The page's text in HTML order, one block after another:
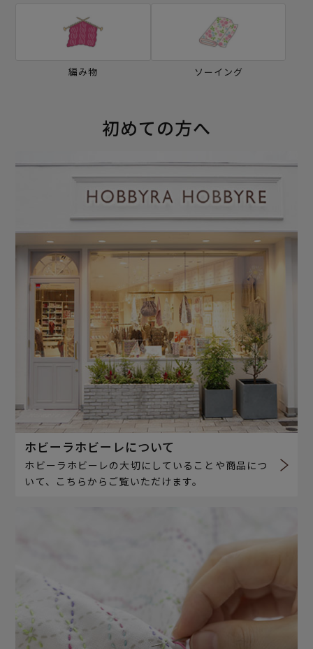
編み物 ソーイング
初めての方へ
ホビーラホビーレについて
ホビーラホビーレの大切にしていることや商品につ
いて、こちらからご覧いただけます。